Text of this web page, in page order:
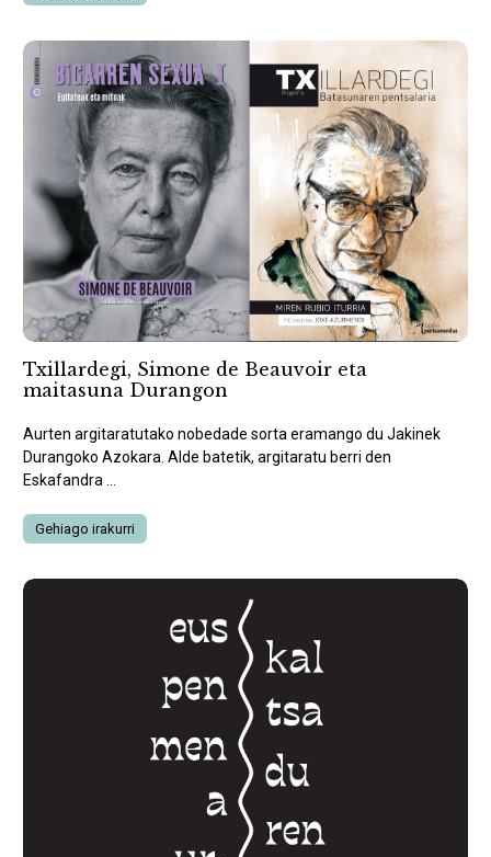
Txillardegi, Simone de Beauvoir eta
maitasuna Durangon
Aurten argitaratutako nobedade sorta eramango du Jakinek
Durangoko Azokara. Alde batetik, argitaratu berri den
Eskafandra ...
Gehiago irakurri